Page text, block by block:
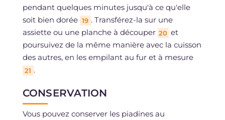
pendant quelques minutes jusqu'à ce qu'elle
soit bien dorée 19 . Transférez-la sur une
assiette ou une planche à découper 20 et
poursuivez de la même manière avec la cuisson
des autres, en les empilant au fur et à mesure
21 .
CONSERVATION
Vous pouvez conserver les piadines au